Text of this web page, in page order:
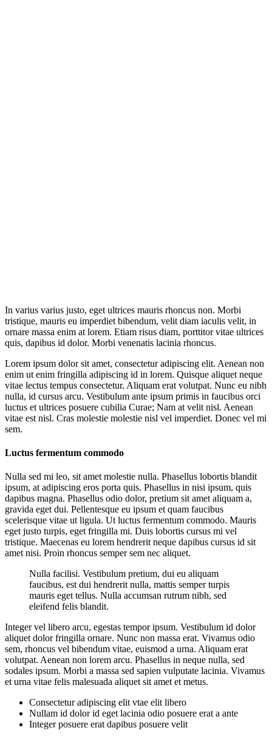
In varius varius justo, eget ultrices mauris rhoncus non. Morbi
tristique, mauris eu imperdiet bibendum, velit diam iaculis velit, in
ornare massa enim at lorem. Etiam risus diam, porttitor vitae ultrices
quis, dapibus id dolor. Morbi venenatis lacinia rhoncus.
Lorem ipsum dolor sit amet, consectetur adipiscing elit. Aenean non
enim ut enim fringilla adipiscing id in lorem. Quisque aliquet neque
vitae lectus tempus consectetur. Aliquam erat volutpat. Nunc eu nibh
nulla, id cursus arcu. Vestibulum ante ipsum primis in faucibus orci
luctus et ultrices posuere cubilia Curae; Nam at velit nisl. Aenean
vitae est nisl. Cras molestie molestie nisl vel imperdiet. Donec vel mi
sem.
Luctus fermentum commodo
Nulla sed mi leo, sit amet molestie nulla. Phasellus lobortis blandit
ipsum, at adipiscing eros porta quis. Phasellus in nisi ipsum, quis
dapibus magna. Phasellus odio dolor, pretium sit amet aliquam a,
gravida eget dui. Pellentesque eu ipsum et quam faucibus
scelerisque vitae ut ligula. Ut luctus fermentum commodo. Mauris
eget justo turpis, eget fringilla mi. Duis lobortis cursus mi vel
tristique. Maecenas eu lorem hendrerit neque dapibus cursus id sit
amet nisi. Proin rhoncus semper sem nec aliquet.
Nulla facilisi. Vestibulum pretium, dui eu aliquam
faucibus, est dui hendrerit nulla, mattis semper turpis
mauris eget tellus. Nulla accumsan rutrum nibh, sed
eleifend felis blandit.
Integer vel libero arcu, egestas tempor ipsum. Vestibulum id dolor
aliquet dolor fringilla ornare. Nunc non massa erat. Vivamus odio
sem, rhoncus vel bibendum vitae, euismod a urna. Aliquam erat
volutpat. Aenean non lorem arcu. Phasellus in neque nulla, sed
sodales ipsum. Morbi a massa sed sapien vulputate lacinia. Vivamus
et urna vitae felis malesuada aliquet sit amet et metus.
Consectetur adipiscing elit vtae elit libero
Nullam id dolor id eget lacinia odio posuere erat a ante
Integer posuere erat dapibus posuere velit